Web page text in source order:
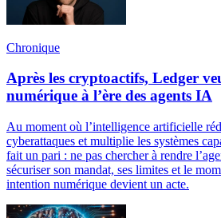
Chronique
Après les cryptoactifs, Ledger
numérique à l’ère des agents IA
Au moment où l’intelligence artificielle
cyberattaques et multiplie les systèmes
fait un pari : ne pas chercher à rendre
sécuriser son mandat, ses limites et le
intention numérique devient un acte.